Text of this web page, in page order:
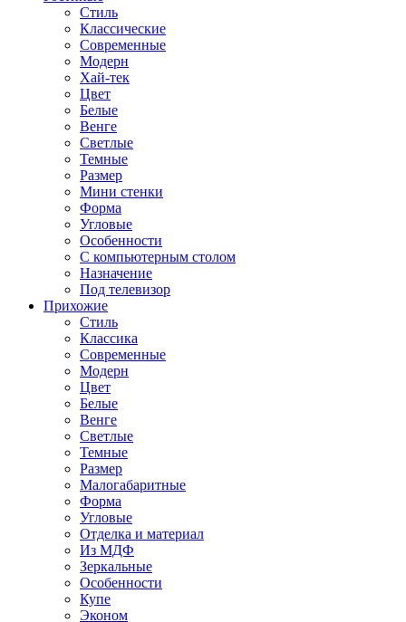
Стиль
Классические
Современные
Модерн
Хай-тек
Цвет
Белые
Венге
Светлые
Темные
Размер
Мини стенки
Форма
Угловые
Особенности
С компьютерным столом
Назначение
Под телевизор
Прихожие
Стиль
Классика
Современные
Модерн
Цвет
Белые
Венге
Светлые
Темные
Размер
Малогабаритные
Форма
Угловые
Отделка и материал
Из МДФ
Зеркальные
Особенности
Купе
Эконом